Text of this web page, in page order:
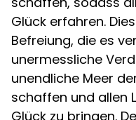
Glück erfahren.
Befreiung, die es
unermessliche
unendliche Meer
schaffen und allen
Glück zu bringen.